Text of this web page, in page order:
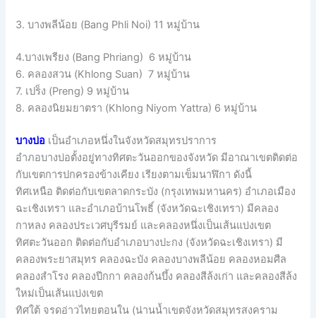
3. บางพลีน้อย (Bang Phli Noi) 11 หมู่บ้าน
4.บางเพรียง (Bang Phriang) 6 หมู่บ้าน
6. คลองสวน (Khlong Suan) 7 หมู่บ้าน
7. เปร็ง (Preng) 9 หมู่บ้าน
8. คลองนิยมยาตรา (Khlong Niyom Yattra) 6 หมู่บ้าน
บางบ่อ เป็นอำเภอหนึ่งในจังหวัดสมุทรปราการ
อำภอบางบ่อตั้งอยู่ทางทิศตะวันออกของจังหวัด มีอาณาเขตติดต่อ
กับเขตการปกครองข้างเคียง เรียงตามเข็มนาฬิกา ดังนี้
ทิศเหนือ ติดต่อกับเขตลาดกระบัง (กรุงเทพมหานคร) อำเภอเมือง
ฉะเชิงเทรา และอำเภอบ้านโพธิ์ (จังหวัดฉะเชิงเทรา) มีคลอง
กาหลง คลองประเวศบุรีรมย์ และคลองหนึ่งเป็นเส้นแบ่งเขต
ทิศตะวันออก ติดต่อกับอำเภอบางปะกง (จังหวัดฉะเชิงเทรา) มี
คลองพระยาสมุทร คลองฉะบัง คลองบางพลีน้อย คลองหอมศีล
คลองสำโรง คลองปีกกา คลองก้นบึ้ง คลองสีล้งเก่า และคลองสีล้ง
ใหม่เป็นเส้นแบ่งเขต
ทิศใต้ จรดอ่าวไทยตอนใน (น่านน้ำเขตจังหวัดสมุทรสงคราม